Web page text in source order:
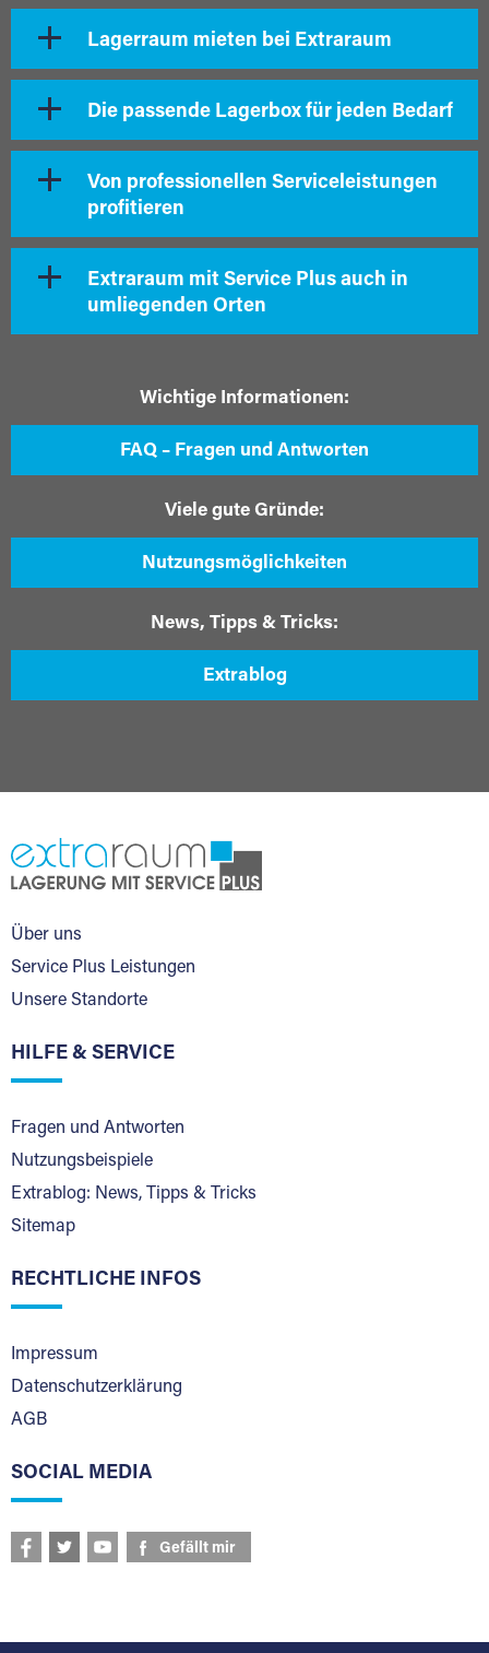
Lagerraum mieten bei Extraraum
Die passende Lagerbox für jeden Bedarf
Von professionellen Serviceleistungen
profitieren
Extraraum mit Service Plus auch in
umliegenden Orten
Wichtige Informationen:
FAQ – Fragen und Antworten
Viele gute Gründe:
Nutzungsmöglichkeiten
News, Tipps & Tricks:
Extrablog
Über uns
Service Plus Leistungen
Unsere Standorte
HILFE & SERVICE
Fragen und Antworten
Nutzungsbeispiele
Extrablog: News, Tipps & Tricks
Sitemap
RECHTLICHE INFOS
Impressum
Datenschutzerklärung
AGB
SOCIAL MEDIA
Gefällt mir